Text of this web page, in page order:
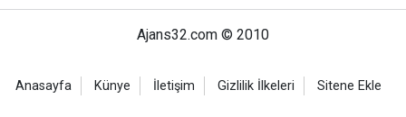
Ajans32.com © 2010
Anasayfa Künye İletişim Gizlilik İlkeleri Sitene Ekle